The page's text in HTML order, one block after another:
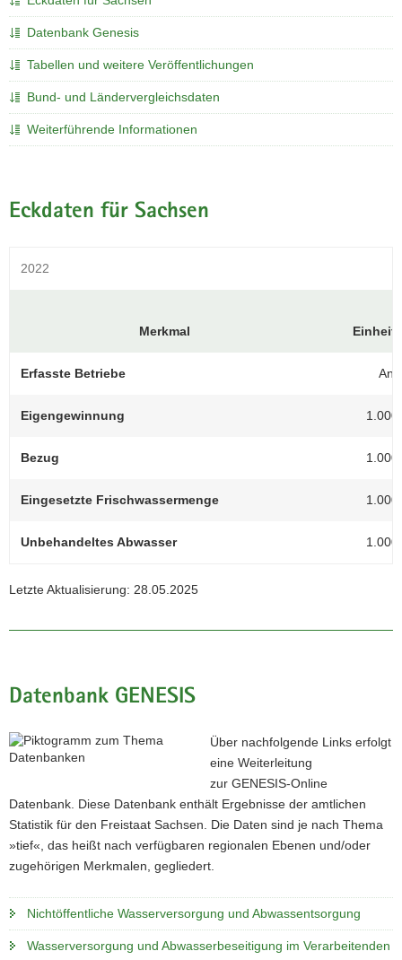
a
v
i
g
a
t
i
Datenbank Genesis
Tabellen und weitere Veröffentlichungen
Bund- und Ländervergleichsdaten
Weiterführende Informationen
Eckdaten für Sachsen
2022
Merkmal Einheit
Erfasste Betriebe
Eigengewinnung 1.000
Bezug 1.000
Eingesetzte Frischwassermenge 1.000
Unbehandeltes Abwasser 1.000
Letzte Aktualisierung: 28.05.2025
Datenbank GENESIS
Über nachfolgende Links erfolgt
eine Weiterleitung
zur GENESIS-Online
Datenbank. Diese Datenbank enthält Ergebnisse der amtlichen
Statistik für den Freistaat Sachsen. Die Daten sind je nach Thema
»tief«, das heißt nach verfügbaren regionalen Ebenen und/oder
zugehörigen Merkmalen, gegliedert.
Nichtöffentliche Wasserversorgung und Abwassentsorgung
Wasserversorgung und Abwasserbeseitigung im Verarbeitenden